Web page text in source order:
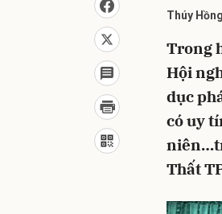
Thúy Hồng
Trong
Hội
dục
có uy
Thất